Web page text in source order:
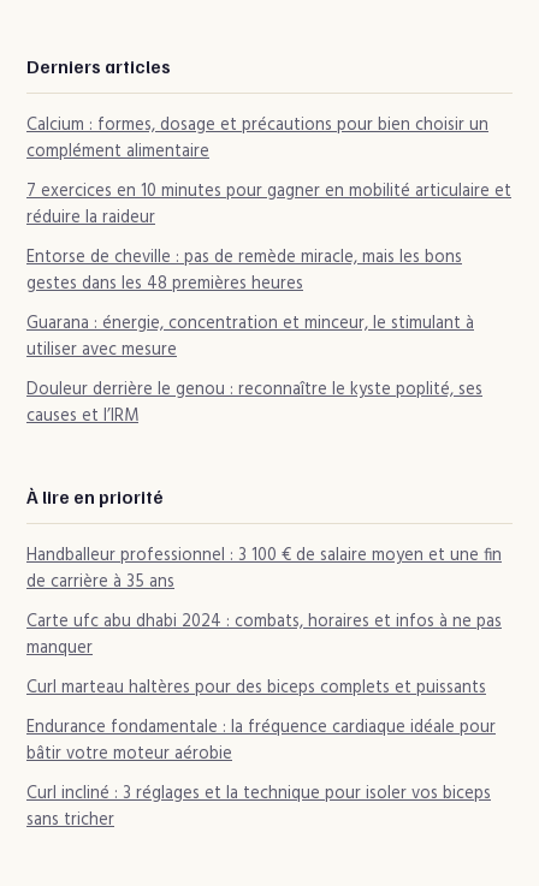
Derniers articles
Calcium : formes, dosage et précautions pour bien choisir un
complément alimentaire
7 exercices en 10 minutes pour gagner en mobilité articulaire et
réduire la raideur
Entorse de cheville : pas de remède miracle, mais les bons
gestes dans les 48 premières heures
Guarana : énergie, concentration et minceur, le stimulant à
utiliser avec mesure
Douleur derrière le genou : reconnaître le kyste poplité, ses
causes et l’IRM
À lire en priorité
Handballeur professionnel : 3 100 € de salaire moyen et une fin
de carrière à 35 ans
Carte ufc abu dhabi 2024 : combats, horaires et infos à ne pas
manquer
Curl marteau haltères pour des biceps complets et puissants
Endurance fondamentale : la fréquence cardiaque idéale pour
bâtir votre moteur aérobie
Curl incliné : 3 réglages et la technique pour isoler vos biceps
sans tricher